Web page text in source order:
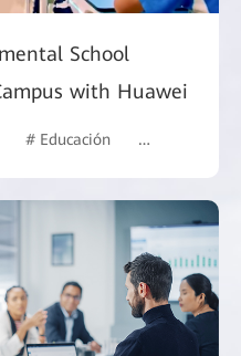
School
with Huawei
# Educación # Campus